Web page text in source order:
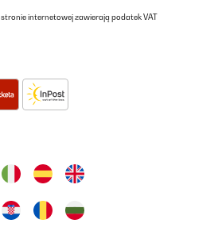
internetowej zawierają podatek VAT